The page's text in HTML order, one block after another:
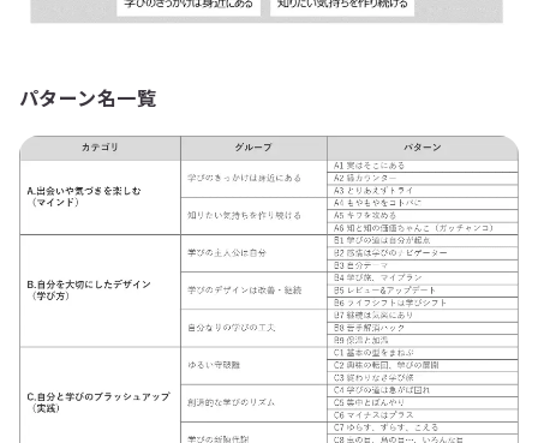
パターン名一覧